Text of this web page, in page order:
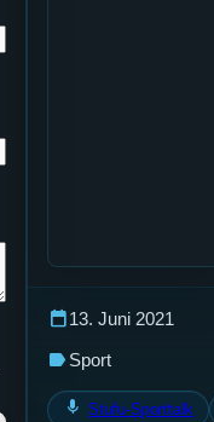
calendar_today13. Juni 2021
label Sport
mic Stufu-Sporttalk